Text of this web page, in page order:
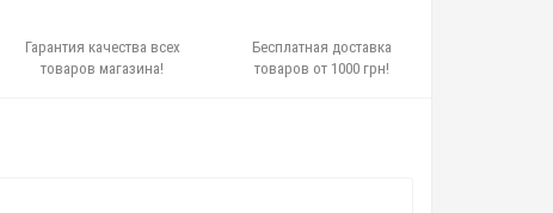
Гарантия качества всех
товаров магазина!
Бесплатная доставка
товаров от 1000 грн!